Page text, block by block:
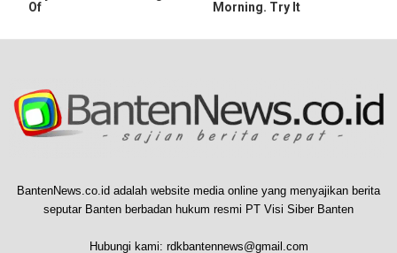
Of
Morning. Try It
BantenNews.co.id adalah website media online yang menyajikan berita
seputar Banten berbadan hukum resmi PT Visi Siber Banten
Hubungi kami: rdkbantennews@gmail.com